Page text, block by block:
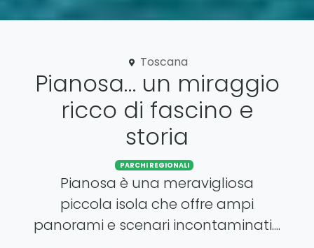
Toscana
Pianosa… un miraggio
ricco di fascino e
storia
PARCHI REGIONALI
Pianosa è una meravigliosa
piccola isola che offre ampi
panorami e scenari incontaminati....